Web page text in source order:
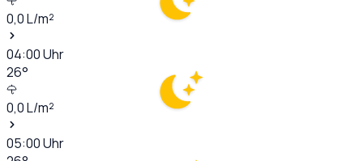
0,0L/m²
04:00Uhr
26°
0,0L/m²
05:00Uhr